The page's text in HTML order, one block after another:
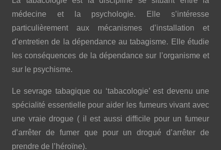
médecine et la psychologie. Elle s’intéresse
particulièrement aux mécanismes d’installation et
d’entretien de la dépendance au tabagisme. Elle étudie
les conséquences de la dépendance sur l’organisme et
sur le psychisme.
Le sevrage tabagique ou ‘tabacologie’ est devenu une
spécialité essentielle pour aider les fumeurs vivant avec
une vraie drogue ( il est aussi difficile pour un fumeur
d’arrêter de fumer que pour un drogué d’arrêter de
prendre de l’héroïne).